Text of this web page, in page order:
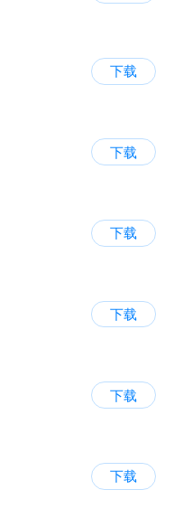
下载
下载
下载
下载
下载
下载